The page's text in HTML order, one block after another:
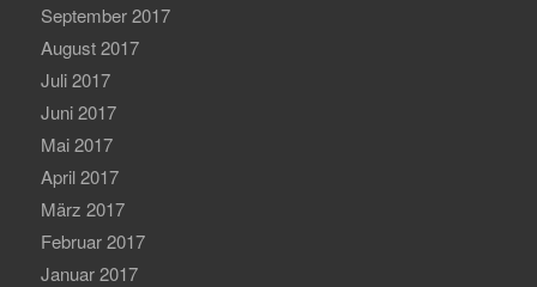
September 2017
August 2017
Juli 2017
Juni 2017
Mai 2017
April 2017
März 2017
Februar 2017
Januar 2017